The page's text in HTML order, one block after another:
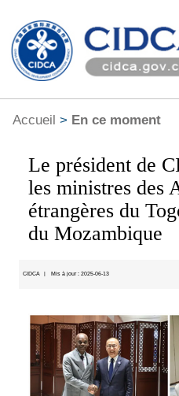
Accueil > En ce moment
Le président de
les ministres des
étrangères du
du Mozambique
CIDCA | Mis à jour : 2025-06-13